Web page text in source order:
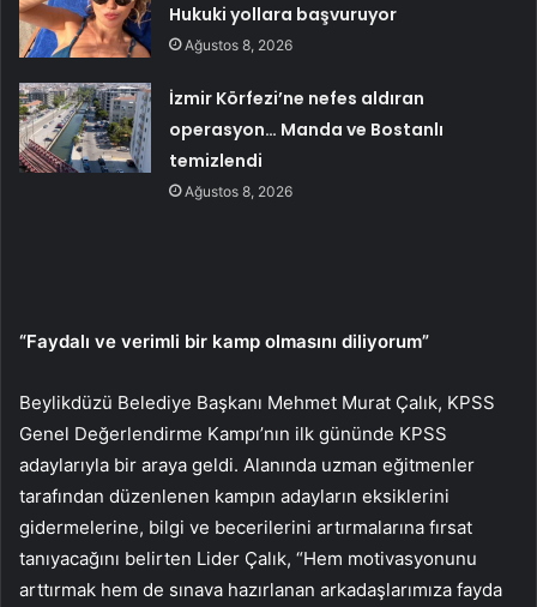
Hukuki yollara başvuruyor
Ağustos 8, 2026
İzmir Körfezi’ne nefes aldıran
operasyon… Manda ve Bostanlı
temizlendi
Ağustos 8, 2026
“Faydalı ve verimli bir kamp olmasını diliyorum”
Beylikdüzü Belediye Başkanı Mehmet Murat Çalık, KPSS
Genel Değerlendirme Kampı’nın ilk gününde KPSS
adaylarıyla bir araya geldi. Alanında uzman eğitmenler
tarafından düzenlenen kampın adayların eksiklerini
gidermelerine, bilgi ve becerilerini artırmalarına fırsat
tanıyacağını belirten Lider Çalık, “Hem motivasyonunu
arttırmak hem de sınava hazırlanan arkadaşlarımıza fayda